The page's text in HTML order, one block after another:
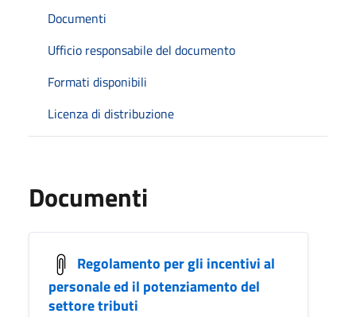
Documenti
Ufficio responsabile del documento
Formati disponibili
Licenza di distribuzione
Documenti
Regolamento per gli incentivi al
personale ed il potenziamento del
settore tributi